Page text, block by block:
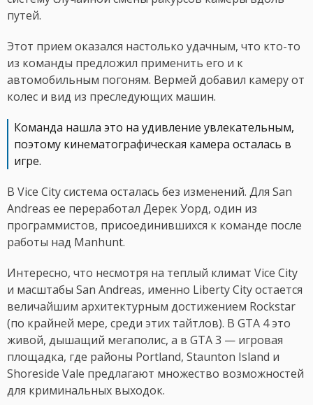
путей.
Этот прием оказался настолько удачным, что кто-то
из команды предложил применить его и к
автомобильным погоням. Вермей добавил камеру от
колес и вид из преследующих машин.
Команда нашла это на удивление увлекательным,
поэтому кинематографическая камера осталась в
игре.
В Vice City система осталась без изменений. Для San
Andreas ее переработал Дерек Уорд, один из
программистов, присоединившихся к команде после
работы над Manhunt.
Интересно, что несмотря на теплый климат Vice City
и масштабы San Andreas, именно Liberty City остается
величайшим архитектурным достижением Rockstar
(по крайней мере, среди этих тайтлов). В GTA 4 это
живой, дышащий мегаполис, а в GTA 3 — игровая
площадка, где районы Portland, Staunton Island и
Shoreside Vale предлагают множество возможностей
для криминальных выходок.